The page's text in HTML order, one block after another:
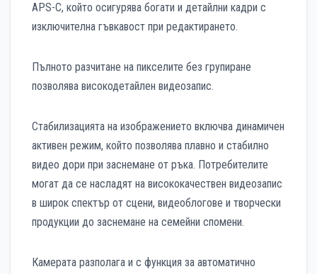
APS-C, който осигурява богати и детайлни кадри с
изключителна гъвкавост при редактирането.
Пълното разчитане на пикселите без групиране
позволява високодетайлен видеозапис.
Стабилизацията на изображението включва динамичен
активен режим, който позволява плавно и стабилно
видео дори при заснемане от ръка. Потребителите
могат да се насладят на висококачествен видеозапис
в широк спектър от сцени, видеоблогове и творчески
продукции до заснемане на семейни спомени.
Камерата разполага и с функция за автоматично